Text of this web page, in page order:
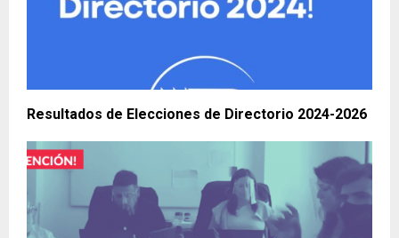
Resultados de Elecciones de Directorio 2024-2026